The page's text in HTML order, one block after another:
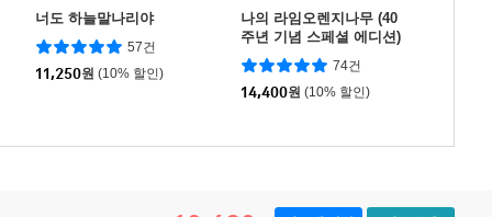
너도 하늘말나리야
57건
11,250원 (10% 할인)
나의 라임오렌지나무 (40
주년 기념 스페셜 에디션)
74건
14,400원 (10% 할인)